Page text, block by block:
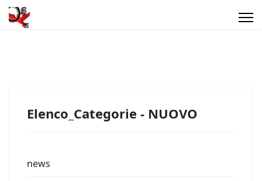
Elenco_Categorie - NUOVO
news